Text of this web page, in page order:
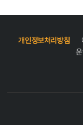
개인정보처리방침